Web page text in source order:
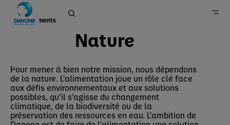
Danone en France
Engagements
Engagements
Nature
Pour mener à bien notre mission, nous dépendons
de la nature. L'alimentation joue un rôle clé face
aux défis environnementaux et aux solutions
possibles, qu’il s’agisse du changement
climatique, de la biodiversité ou de la
préservation des ressources en eau. L'ambition de